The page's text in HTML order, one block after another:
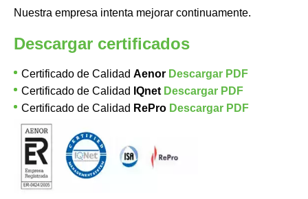
Nuestra empresa intenta mejorar continuamente.
Descargar certificados
Certificado de Calidad Aenor Descargar PDF
Certificado de Calidad IQnet Descargar PDF
Certificado de Calidad RePro Descargar PDF